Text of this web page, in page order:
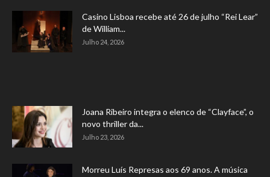
Casino Lisboa recebe até 26 de julho “Rei Lear”
de William...
Julho 24, 2026
Joana Ribeiro integra o elenco de “Clayface”, o
novo thriller da...
Julho 23, 2026
Morreu Luís Represas aos 69 anos. A música